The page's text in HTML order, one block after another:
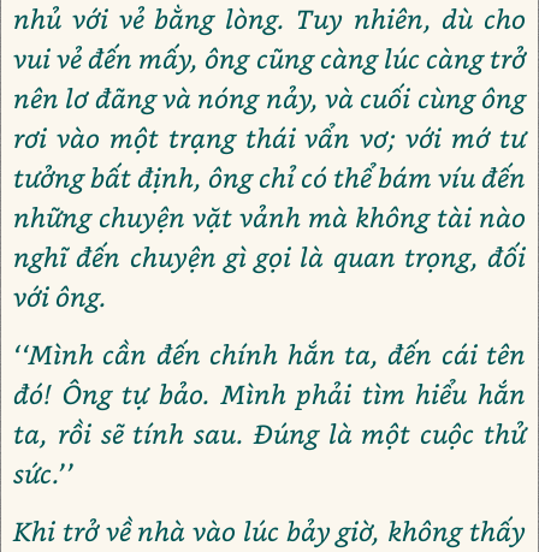
nhủ với vẻ bằng lòng. Tuy nhiên, dù cho
vui vẻ đến mấy, ông cũng càng lúc càng trở
nên lơ đãng và nóng nảy, và cuối cùng ông
rơi vào một trạng thái vẩn vơ; với mớ tư
tưởng bất định, ông chỉ có thể bám víu đến
những chuyện vặt vảnh mà không tài nào
nghĩ đến chuyện gì gọi là quan trọng, đối
với ông.
‘‘Mình cần đến chính hắn ta, đến cái tên
đó! Ông tự bảo. Mình phải tìm hiểu hắn
ta, rồi sẽ tính sau. Đúng là một cuộc thử
sức.’’
Khi trở về nhà vào lúc bảy giờ, không thấy